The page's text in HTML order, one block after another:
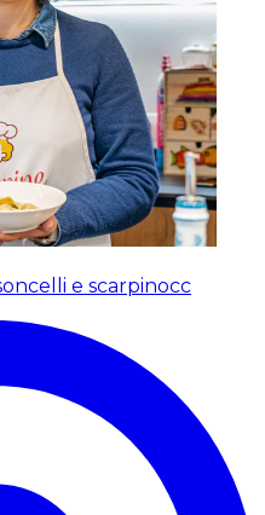
e scarpinocc